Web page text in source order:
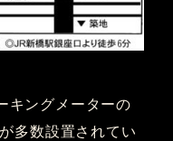
キングメーターの
多数設置されてい